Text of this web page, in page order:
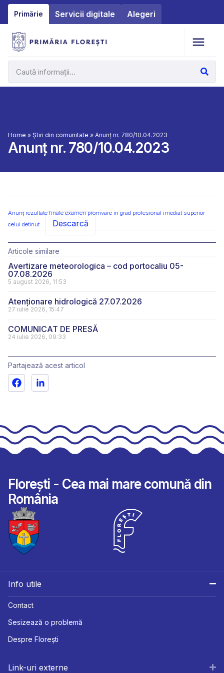
Primărie Servicii digitale Alegeri
Home » Știri din comunitate » Anunț nr. 780/10.04.2023
Anunț nr. 780/10.04.2023
Anunț rezultate finale examen promvare in grad profesional imediat superior
celui detinut
Descarcă
Articole similare
Avertizare meteorologica – cod portocaliu 05-
07.08.2026
5 august 2026, 11:53
Atenționare hidrologică 27.07.2026
27 iulie 2026, 15:47
COMUNICAT DE PRESĂ
24 iulie 2026, 09:33
Partajează acest articol
Florești - Cea mai mare comună din
România
Info utile
Contact
Sesizează o problemă
Despre Florești
Link-uri externe